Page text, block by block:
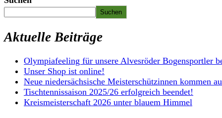
Suchen
Aktuelle Beiträge
Olympiafeeling für unsere Alvesröder Bogensportler
Unser Shop ist online!
Neue niedersächsische Meisterschützinnen kommen
Tischtennissaison 2025/26 erfolgreich beendet!
Kreismeisterschaft 2026 unter blauem Himmel